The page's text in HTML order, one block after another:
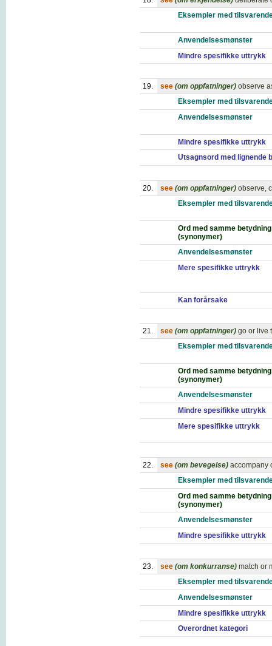
Eksempler med
Anvendelsesmønster
Mindre spesifikke uttrykk
19. see (om oppfatninger) observe
Eksempler med
Anvendelsesmønster
Mindre spesifikke uttrykk
Utsagnsord med lignende
20. see (om oppfatninger) observe,
Eksempler med
Ord med samme betydning
(synonymer)
Anvendelsesmønster
Mere spesifikke uttrykk
Kan forårsake
21. see (om oppfatninger) go or live
Eksempler med
Ord med samme betydning
(synonymer)
Anvendelsesmønster
Mindre spesifikke uttrykk
Mere spesifikke uttrykk
22. see (om bevegelse) accompany
Eksempler med
Ord med samme betydning
(synonymer)
Anvendelsesmønster
Mindre spesifikke uttrykk
23. see (om konkurranse) match or
Eksempler med
Anvendelsesmønster
Mindre spesifikke uttrykk
Overordnet kategori